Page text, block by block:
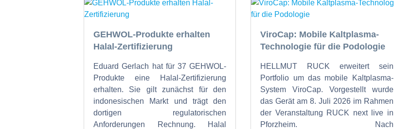
GEHWOL-Produkte erhalten
Halal-Zertifizierung
Eduard Gerlach hat für 37 GEHWOL-
Produkte eine Halal-Zertifizierung
erhalten. Sie gilt zunächst für den
indonesischen Markt und trägt den
dortigen regulatorischen
Anforderungen Rechnung. Halal
ViroCap: Mobile Kaltplasma-
Technologie für die Podologie
HELLMUT RUCK erweitert sein
Portfolio um das mobile Kaltplasma-
System ViroCap. Vorgestellt wurde
das Gerät am 8. Juli 2026 im Rahmen
der Veranstaltung RUCK next live in
Pforzheim. Nach